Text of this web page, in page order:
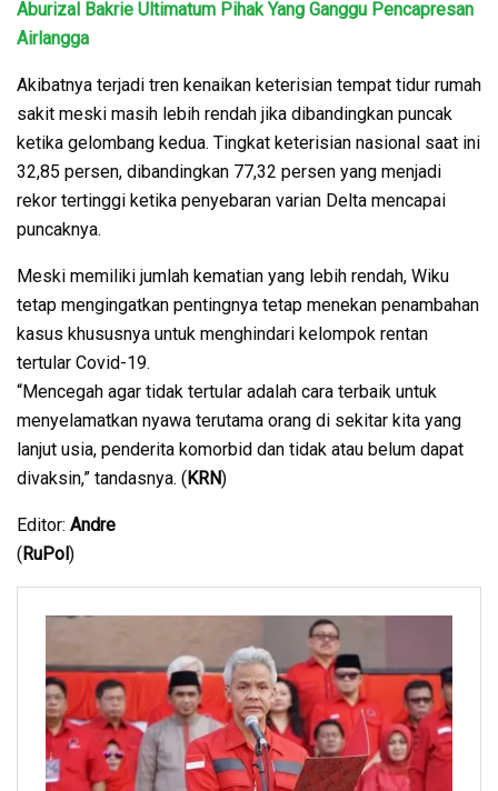
Aburizal Bakrie Ultimatum Pihak Yang Ganggu Pencapresan
Airlangga
Akibatnya terjadi tren kenaikan keterisian tempat tidur rumah
sakit meski masih lebih rendah jika dibandingkan puncak
ketika gelombang kedua. Tingkat keterisian nasional saat ini
32,85 persen, dibandingkan 77,32 persen yang menjadi
rekor tertinggi ketika penyebaran varian Delta mencapai
puncaknya.
Meski memiliki jumlah kematian yang lebih rendah, Wiku
tetap mengingatkan pentingnya tetap menekan penambahan
kasus khususnya untuk menghindari kelompok rentan
tertular Covid-19.
“Mencegah agar tidak tertular adalah cara terbaik untuk
menyelamatkan nyawa terutama orang di sekitar kita yang
lanjut usia, penderita komorbid dan tidak atau belum dapat
divaksin,” tandasnya. ( KRN)
Editor: Andre
( RuPol )